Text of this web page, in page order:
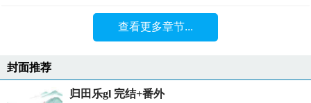
查看更多章节...
封面推荐
归田乐gl 完结+番外